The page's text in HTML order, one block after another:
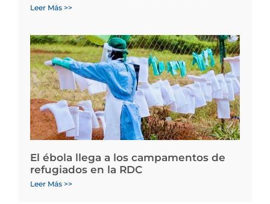
Leer Más >>
El ébola llega a los campamentos de
refugiados en la RDC
Leer Más >>